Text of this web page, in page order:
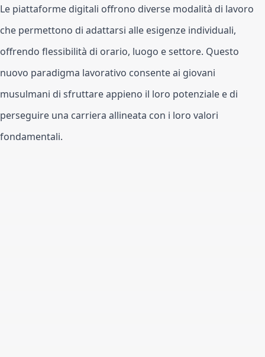
Le piattaforme digitali offrono diverse modalità di lavoro
che permettono di adattarsi alle esigenze individuali,
offrendo flessibilità di orario, luogo e settore. Questo
nuovo paradigma lavorativo consente ai giovani
musulmani di sfruttare appieno il loro potenziale e di
perseguire una carriera allineata con i loro valori
fondamentali.